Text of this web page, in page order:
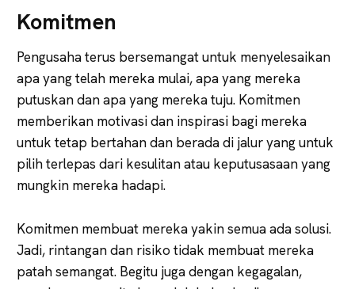
Komitmen
Pengusaha terus bersemangat untuk menyelesaikan
apa yang telah mereka mulai, apa yang mereka
putuskan dan apa yang mereka tuju. Komitmen
memberikan motivasi dan inspirasi bagi mereka
untuk tetap bertahan dan berada di jalur yang untuk
pilih terlepas dari kesulitan atau keputusasaan yang
mungkin mereka hadapi.
Komitmen membuat mereka yakin semua ada solusi.
Jadi, rintangan dan risiko tidak membuat mereka
patah semangat. Begitu juga dengan kegagalan,